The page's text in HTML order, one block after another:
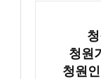
청원
청원인